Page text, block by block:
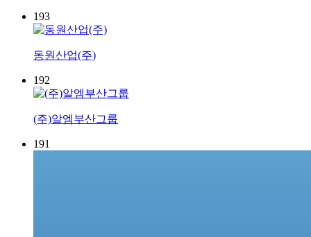
193
동원산업(주)
192
(주)알엠부산그룹
191